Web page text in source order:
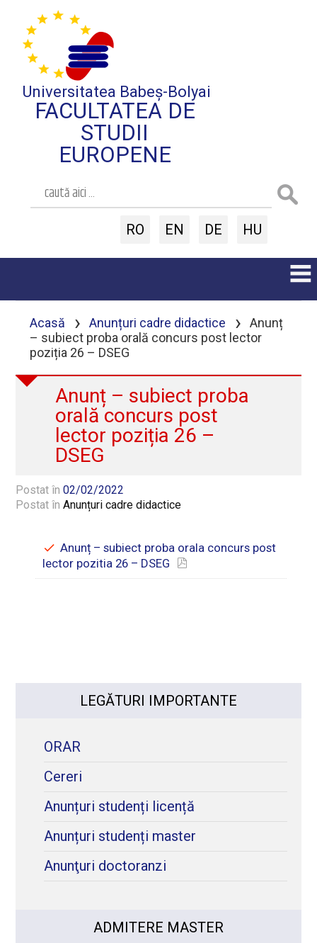
Universitatea Babeș-Bolyai
FACULTATEA DE
STUDII
EUROPENE
RO EN DE HU
Acasă › Anunțuri cadre didactice ›
Anunț
– subiect proba orală concurs post lector
poziția 26 – DSEG
Anunț – subiect proba
orală concurs post
lector poziția 26 –
DSEG
Postat în02/02/2022
Postat înAnunțuri cadre didactice
Anunț – subiect proba orala concurs post
lector pozitia 26 – DSEG
LEGĂTURI IMPORTANTE
ORAR
Cereri
Anunțuri studenți licență
Anunțuri studenți master
Anunţuri doctoranzi
ADMITERE MASTER